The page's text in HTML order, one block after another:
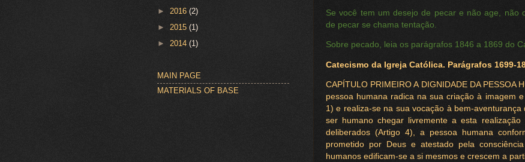
Se você tem um desejo de pecar e não age, não
de pecar se chama tentação.
Sobre pecado, leia os parágrafos 1846 a 1869 do
Catecismo da Igreja Católica. Parágrafos 1699-
CAPÍTULO PRIMEIRO A DIGNIDADE DA PESSOA
pessoa humana radica na sua criação à imagem
1) e realiza-se na sua vocação à bem-
ser humano chegar livremente a esta
deliberados (Artigo 4), a pessoa humana
prometido por Deus e atestado pela
humanos edificam-se a si mesmos e crescem a
► 2016 (2)
► 2015 (1)
► 2014 (1)
MAIN PAGE
MATERIALS OF BASE